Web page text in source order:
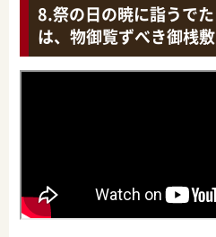
祭の日の暁に詣うで
は、物御覧ずべき御桟